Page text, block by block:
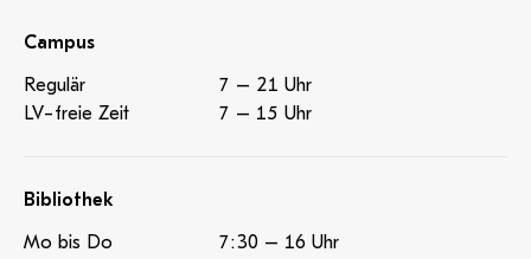
Campus
Regulär
7 – 21 Uhr
LV-freie Zeit
7 – 15 Uhr
Bibliothek
Mo bis Do
7:30 – 16 Uhr